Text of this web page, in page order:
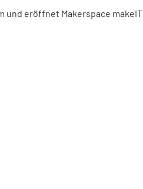
und eröffnet Makerspace makeIT.